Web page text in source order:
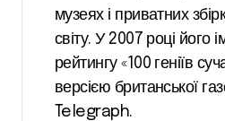
музеях і приватних
світу. У 2007 році його
рейтингу «100 геніїв
версією британської
Telegraph.